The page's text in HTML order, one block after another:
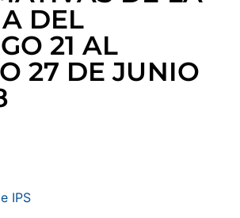
DEL
21 AL
27 DE JUNIO
IPS